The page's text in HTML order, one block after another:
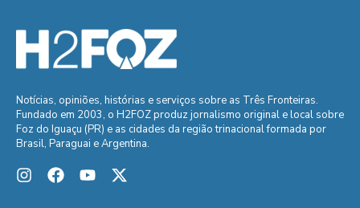
Notícias, opiniões, histórias e serviços sobre as Três Fronteiras.
Fundado em 2003, o H2FOZ produz jornalismo original e local sobre
Foz do Iguaçu (PR) e as cidades da região trinacional formada por
Brasil, Paraguai e Argentina.